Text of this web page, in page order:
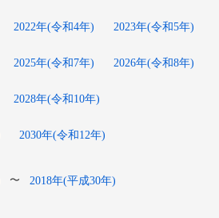
2022年(令和4年) 2023年(令和5年)
2025年(令和7年) 2026年(令和8年)
2028年(令和10年)
2030年(令和12年)
〜 2018年(平成30年)